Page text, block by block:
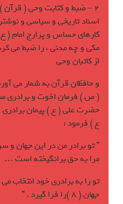
2 – ضبط و کتابت وحی ( قرآن
اسناد تاريخی و سياسی و
کارهای حساس و پرارج امام (
مکی و چه مدنی ، را ضبط مي
از کاتبان وحی
و حافظان قرآن به شمار مي
( ص ) فرمان اخوت و برادری
حضرت علی ( ع ) پيمان
ع ) فرمود :
” تو برادر من در اين جهان
مرا به حق برانگيخته است …
تو را به برادری خود انتخاب
جهان ( 8 )را فرا گيرد . ”